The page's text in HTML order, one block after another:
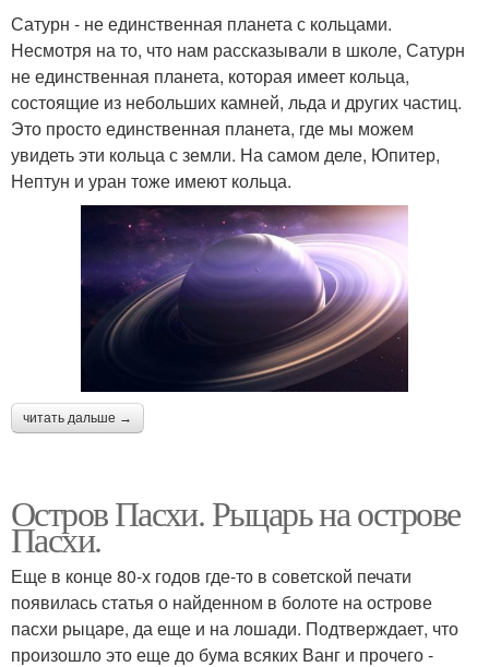
Сатурн - не единственная планета с кольцами.
Несмотря на то, что нам рассказывали в школе, Сатурн
не единственная планета, которая имеет кольца,
состоящие из небольших камней, льда и других частиц.
Это просто единственная планета, где мы можем
увидеть эти кольца с земли. На самом деле, Юпитер,
Нептун и уран тоже имеют кольца.
читать дальше →
Остров Пасхи. Рыцарь на острове
Пасхи.
Еще в конце 80-х годов где-то в советской печати
появилась статья о найденном в болоте на острове
пасхи рыцаре, да еще и на лошади. Подтверждает, что
произошло это еще до бума всяких Ванг и прочего -